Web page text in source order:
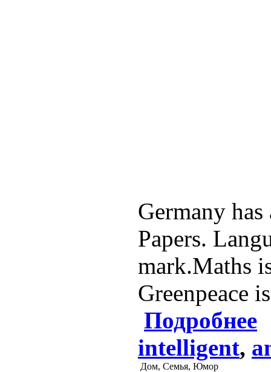
Germany
Papers.
mark.Maths
Greenpeace
Подробнее
intelligent,
Дом, Семья, Юмор